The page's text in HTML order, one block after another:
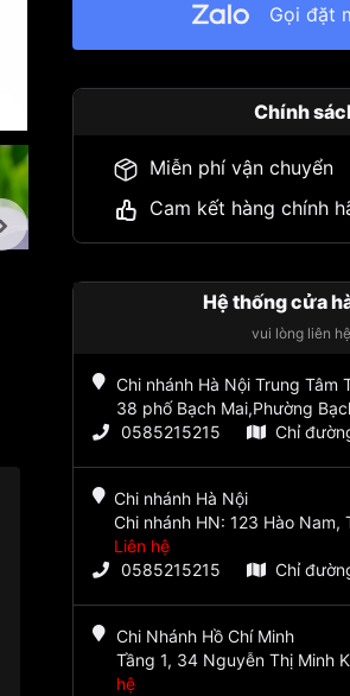
Gọi đặt
Chính
Miễn phí vận chuyển
Cam kết hàng chính
Hệ thống cửa
vui lòng liên
Chi nhánh Hà Nội Trung Tâm
38 phố Bạch Mai,Phường
0585215215
Chỉ
Chi nhánh Hà Nội
Chi nhánh HN: 123 Hào
Liên hệ
0585215215
Chỉ
Chi Nhánh Hồ Chí Minh
Tầng 1, 34 Nguyễn Thị Minh
hệ